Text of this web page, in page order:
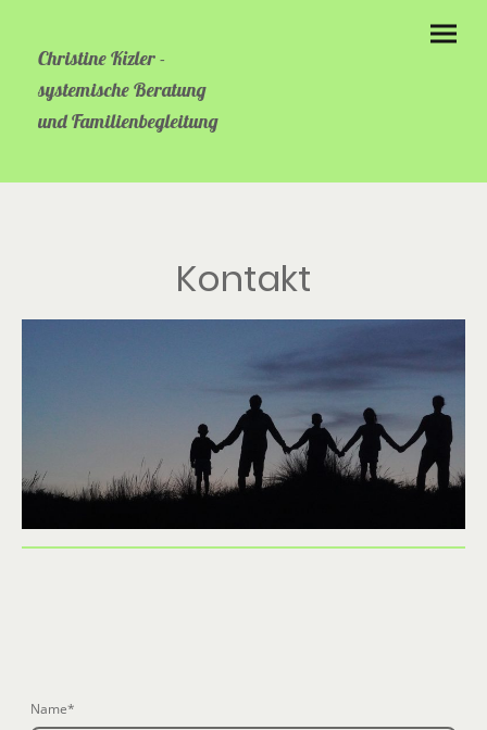
Christine Kizler -
systemische Beratung
und Familienbegleitung
Kontakt
Name*